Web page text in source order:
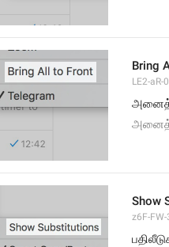
Bring
LE2-aR-
Show
z6F-